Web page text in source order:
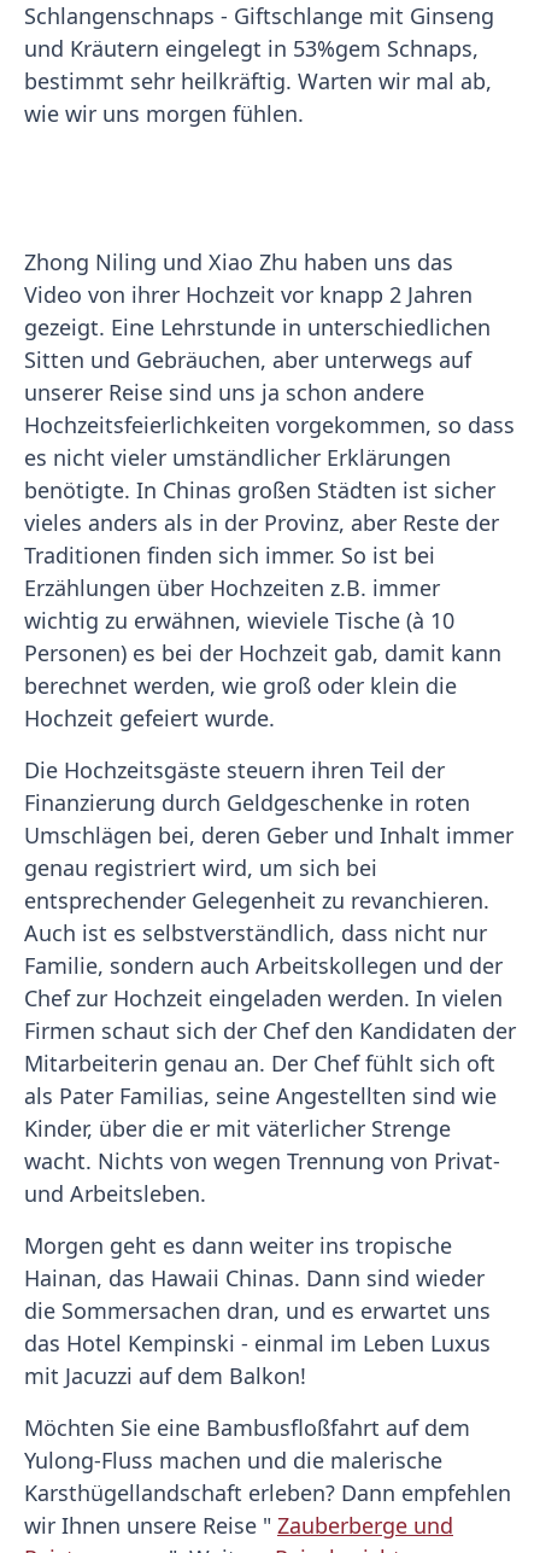
Schlangenschnaps - Giftschlange mit Ginseng
und Kräutern eingelegt in 53%gem Schnaps,
bestimmt sehr heilkräftig. Warten wir mal ab,
wie wir uns morgen fühlen.
Zhong Niling und Xiao Zhu haben uns das
Video von ihrer Hochzeit vor knapp 2 Jahren
gezeigt. Eine Lehrstunde in unterschiedlichen
Sitten und Gebräuchen, aber unterwegs auf
unserer Reise sind uns ja schon andere
Hochzeitsfeierlichkeiten vorgekommen, so dass
es nicht vieler umständlicher Erklärungen
benötigte. In Chinas großen Städten ist sicher
vieles anders als in der Provinz, aber Reste der
Traditionen finden sich immer. So ist bei
Erzählungen über Hochzeiten z.B. immer
wichtig zu erwähnen, wieviele Tische (à 10
Personen) es bei der Hochzeit gab, damit kann
berechnet werden, wie groß oder klein die
Hochzeit gefeiert wurde.
Die Hochzeitsgäste steuern ihren Teil der
Finanzierung durch Geldgeschenke in roten
Umschlägen bei, deren Geber und Inhalt immer
genau registriert wird, um sich bei
entsprechender Gelegenheit zu revanchieren.
Auch ist es selbstverständlich, dass nicht nur
Familie, sondern auch Arbeitskollegen und der
Chef zur Hochzeit eingeladen werden. In vielen
Firmen schaut sich der Chef den Kandidaten der
Mitarbeiterin genau an. Der Chef fühlt sich oft
als Pater Familias, seine Angestellten sind wie
Kinder, über die er mit väterlicher Strenge
wacht. Nichts von wegen Trennung von Privat-
und Arbeitsleben.
Morgen geht es dann weiter ins tropische
Hainan, das Hawaii Chinas. Dann sind wieder
die Sommersachen dran, und es erwartet uns
das Hotel Kempinski - einmal im Leben Luxus
mit Jacuzzi auf dem Balkon!
Möchten Sie eine Bambusfloßfahrt auf dem
Yulong-Fluss machen und die malerische
Karsthügellandschaft erleben? Dann empfehlen
wir Ihnen unsere Reise " Zauberberge und